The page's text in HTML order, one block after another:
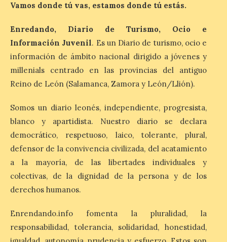
El Ayuntamiento de
Cabrillanes analizará,
conforme a la legalidad, la
solicitud para la
celebración del Iberia
Eclipse Festival
Durante la mañana de ayer
miércoles ha sido
registrada en el
Ayuntamiento una
solicitud relacionada con
la celebración de este evento. Ante las
informaciones aparecidas en distintos
medios de comunicación sobre la posible
Eclipse Festival en […]
Vamos donde tú vas, estamos donde tú estás.
Enredando, Diario de Turismo, Ocio e
Información Juvenil. Es un Diario de turismo, ocio e
información de ámbito nacional dirigido a jóvenes y
millenials centrado en las provincias del antiguo
Reino de León (Salamanca, Zamora y León/Llión).
Somos un diario leonés, independiente, progresista,
blanco y apartidista. Nuestro diario se declara
democrático, respetuoso, laico, tolerante, plural,
defensor de la convivencia civilizada, del acatamiento
a la mayoría, de las libertades individuales y
colectivas, de la dignidad de la persona y de los
derechos humanos.
Enrendando.info fomenta la pluralidad, la
responsabilidad, tolerancia, solidaridad, honestidad,